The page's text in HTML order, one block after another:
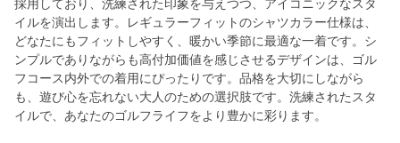
イルを演出します。レギュラーフィットのシャツカラー仕様は、
どなたにもフィットしやすく、暖かい季節に最適な一着です。シ
ンプルでありながらも高付加価値を感じさせるデザインは、ゴル
フコース内外での着用にぴったりです。品格を大切にしながら
も、遊び心を忘れない大人のための選択肢です。洗練されたスタ
イルで、あなたのゴルフライフをより豊かに彩ります。